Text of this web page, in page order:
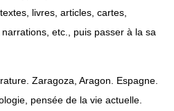
livres, articles, cartes,
etc., puis passer à la sa
Zaragoza, Aragon. Espagne.
pensée de la vie actuelle.